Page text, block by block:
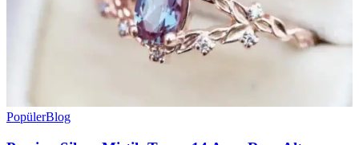
PopülerBlog